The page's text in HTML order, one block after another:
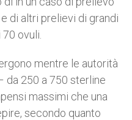
di altri prelievi di grandi
ovuli.
mentre le autorità
da 250 a 750 sterline
massimi che una
secondo quanto